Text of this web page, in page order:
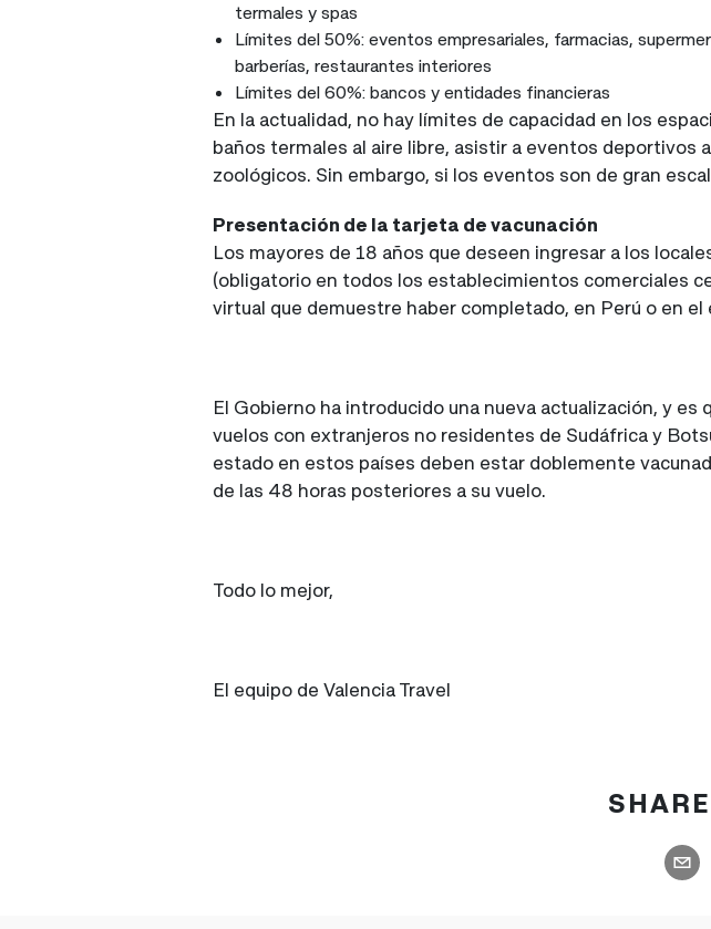
termales y spas
Límites del 50%: eventos empresariales, farmacias,
barberías, restaurantes interiores
Límites del 60%: bancos y entidades financieras
En la actualidad, no hay límites de capacidad en los
baños termales al aire libre, asistir a eventos deportivos
zoológicos. Sin embargo, si los eventos son de gran
Presentación de la tarjeta de vacunación
Los mayores de 18 años que deseen ingresar a los
(obligatorio en todos los establecimientos comerciales
virtual que demuestre haber completado, en Perú o en
El Gobierno ha introducido una nueva actualización, y
vuelos con extranjeros no residentes de Sudáfrica y
estado en estos países deben estar doblemente
de las 48 horas posteriores a su vuelo.
Todo lo mejor,
El equipo de Valencia Travel